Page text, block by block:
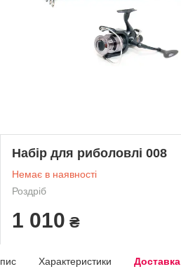
Набір для риболовлі 008
Немає в наявності
Роздріб
1 010 ₴
Характеристики Доставка